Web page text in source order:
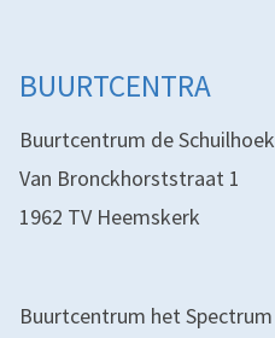
BUURTCENTRA
Buurtcentrum de Schuilhoek
Van Bronckhorststraat 1
1962 TV Heemskerk
Buurtcentrum het Spectrum